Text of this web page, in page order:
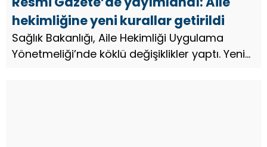
hekimliğine yeni kurallar getirildi
Sağlık Bakanlığı, Aile Hekimliği Uygulama
Yönetmeliği’nde köklü değişiklikler yaptı. Yeni